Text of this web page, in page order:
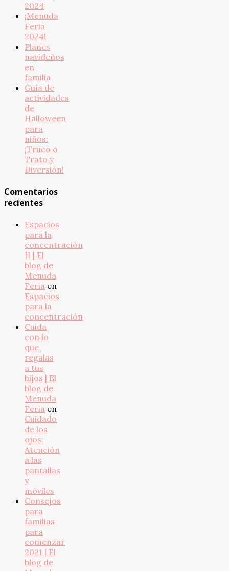
2024
¡Menuda
Feria
2024!
Planes
navideños
en
familia
Guía de
actividades
de
Halloween
para
niños:
¡Truco o
Trato y
Diversión!
Comentarios
recientes
Espacios
para la
concentración
II | El
blog de
Menuda
Feria en
Espacios
para la
concentración
Cuida
con lo
que
regalas
a tus
hijos | El
blog de
Menuda
Feria en
Cuidado
de los
ojos:
Atención
a las
pantallas
y
móviles
Consejos
para
familias
para
comenzar
2021 | El
blog de